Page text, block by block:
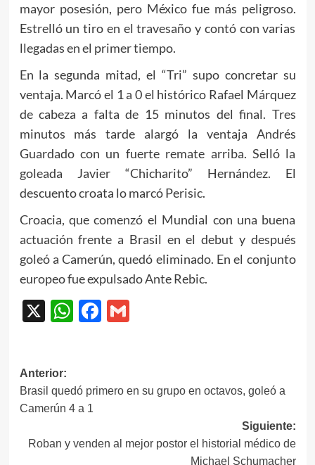
mayor posesión, pero México fue más peligroso.
Estrelló un tiro en el travesaño y contó con varias
llegadas en el primer tiempo.
En la segunda mitad, el “Tri” supo concretar su
ventaja. Marcó el 1 a 0 el histórico Rafael Márquez
de cabeza a falta de 15 minutos del final. Tres
minutos más tarde alargó la ventaja Andrés
Guardado con un fuerte remate arriba. Selló la
goleada Javier “Chicharito” Hernández. El
descuento croata lo marcó Perisic.
Croacia, que comenzó el Mundial con una buena
actuación frente a Brasil en el debut y después
goleó a Camerún, quedó eliminado. En el conjunto
europeo fue expulsado Ante Rebic.
X WhatsApp
Facebook
Gmail
Navegación
de
Anterior:
Brasil quedó primero en su grupo en octavos, goleó a
Camerún 4 a 1
Siguiente:
Roban y venden al mejor postor el historial médico de
Michael Schumacher